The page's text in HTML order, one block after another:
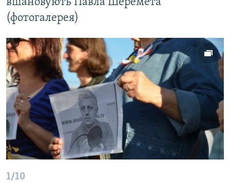
вшановують Павла Шеремета
(фотогалерея)
1/10